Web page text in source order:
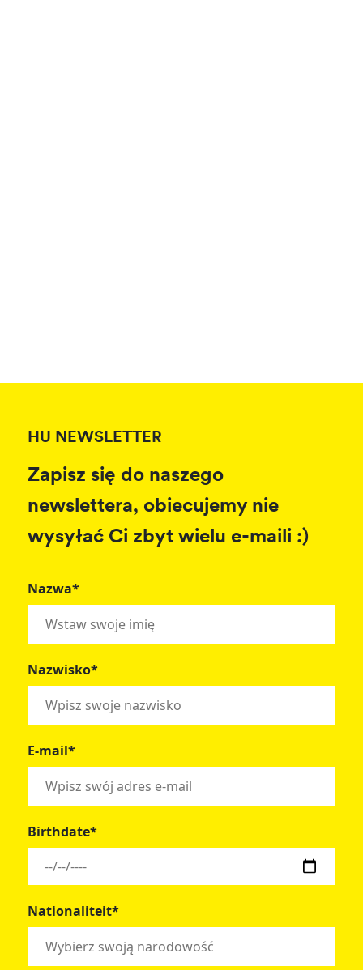
HU NEWSLETTER
Zapisz się do naszego
newslettera, obiecujemy nie
wysyłać Ci zbyt wielu e-maili :)
Nazwa*
Nazwisko*
E-mail*
Birthdate*
Nationaliteit*